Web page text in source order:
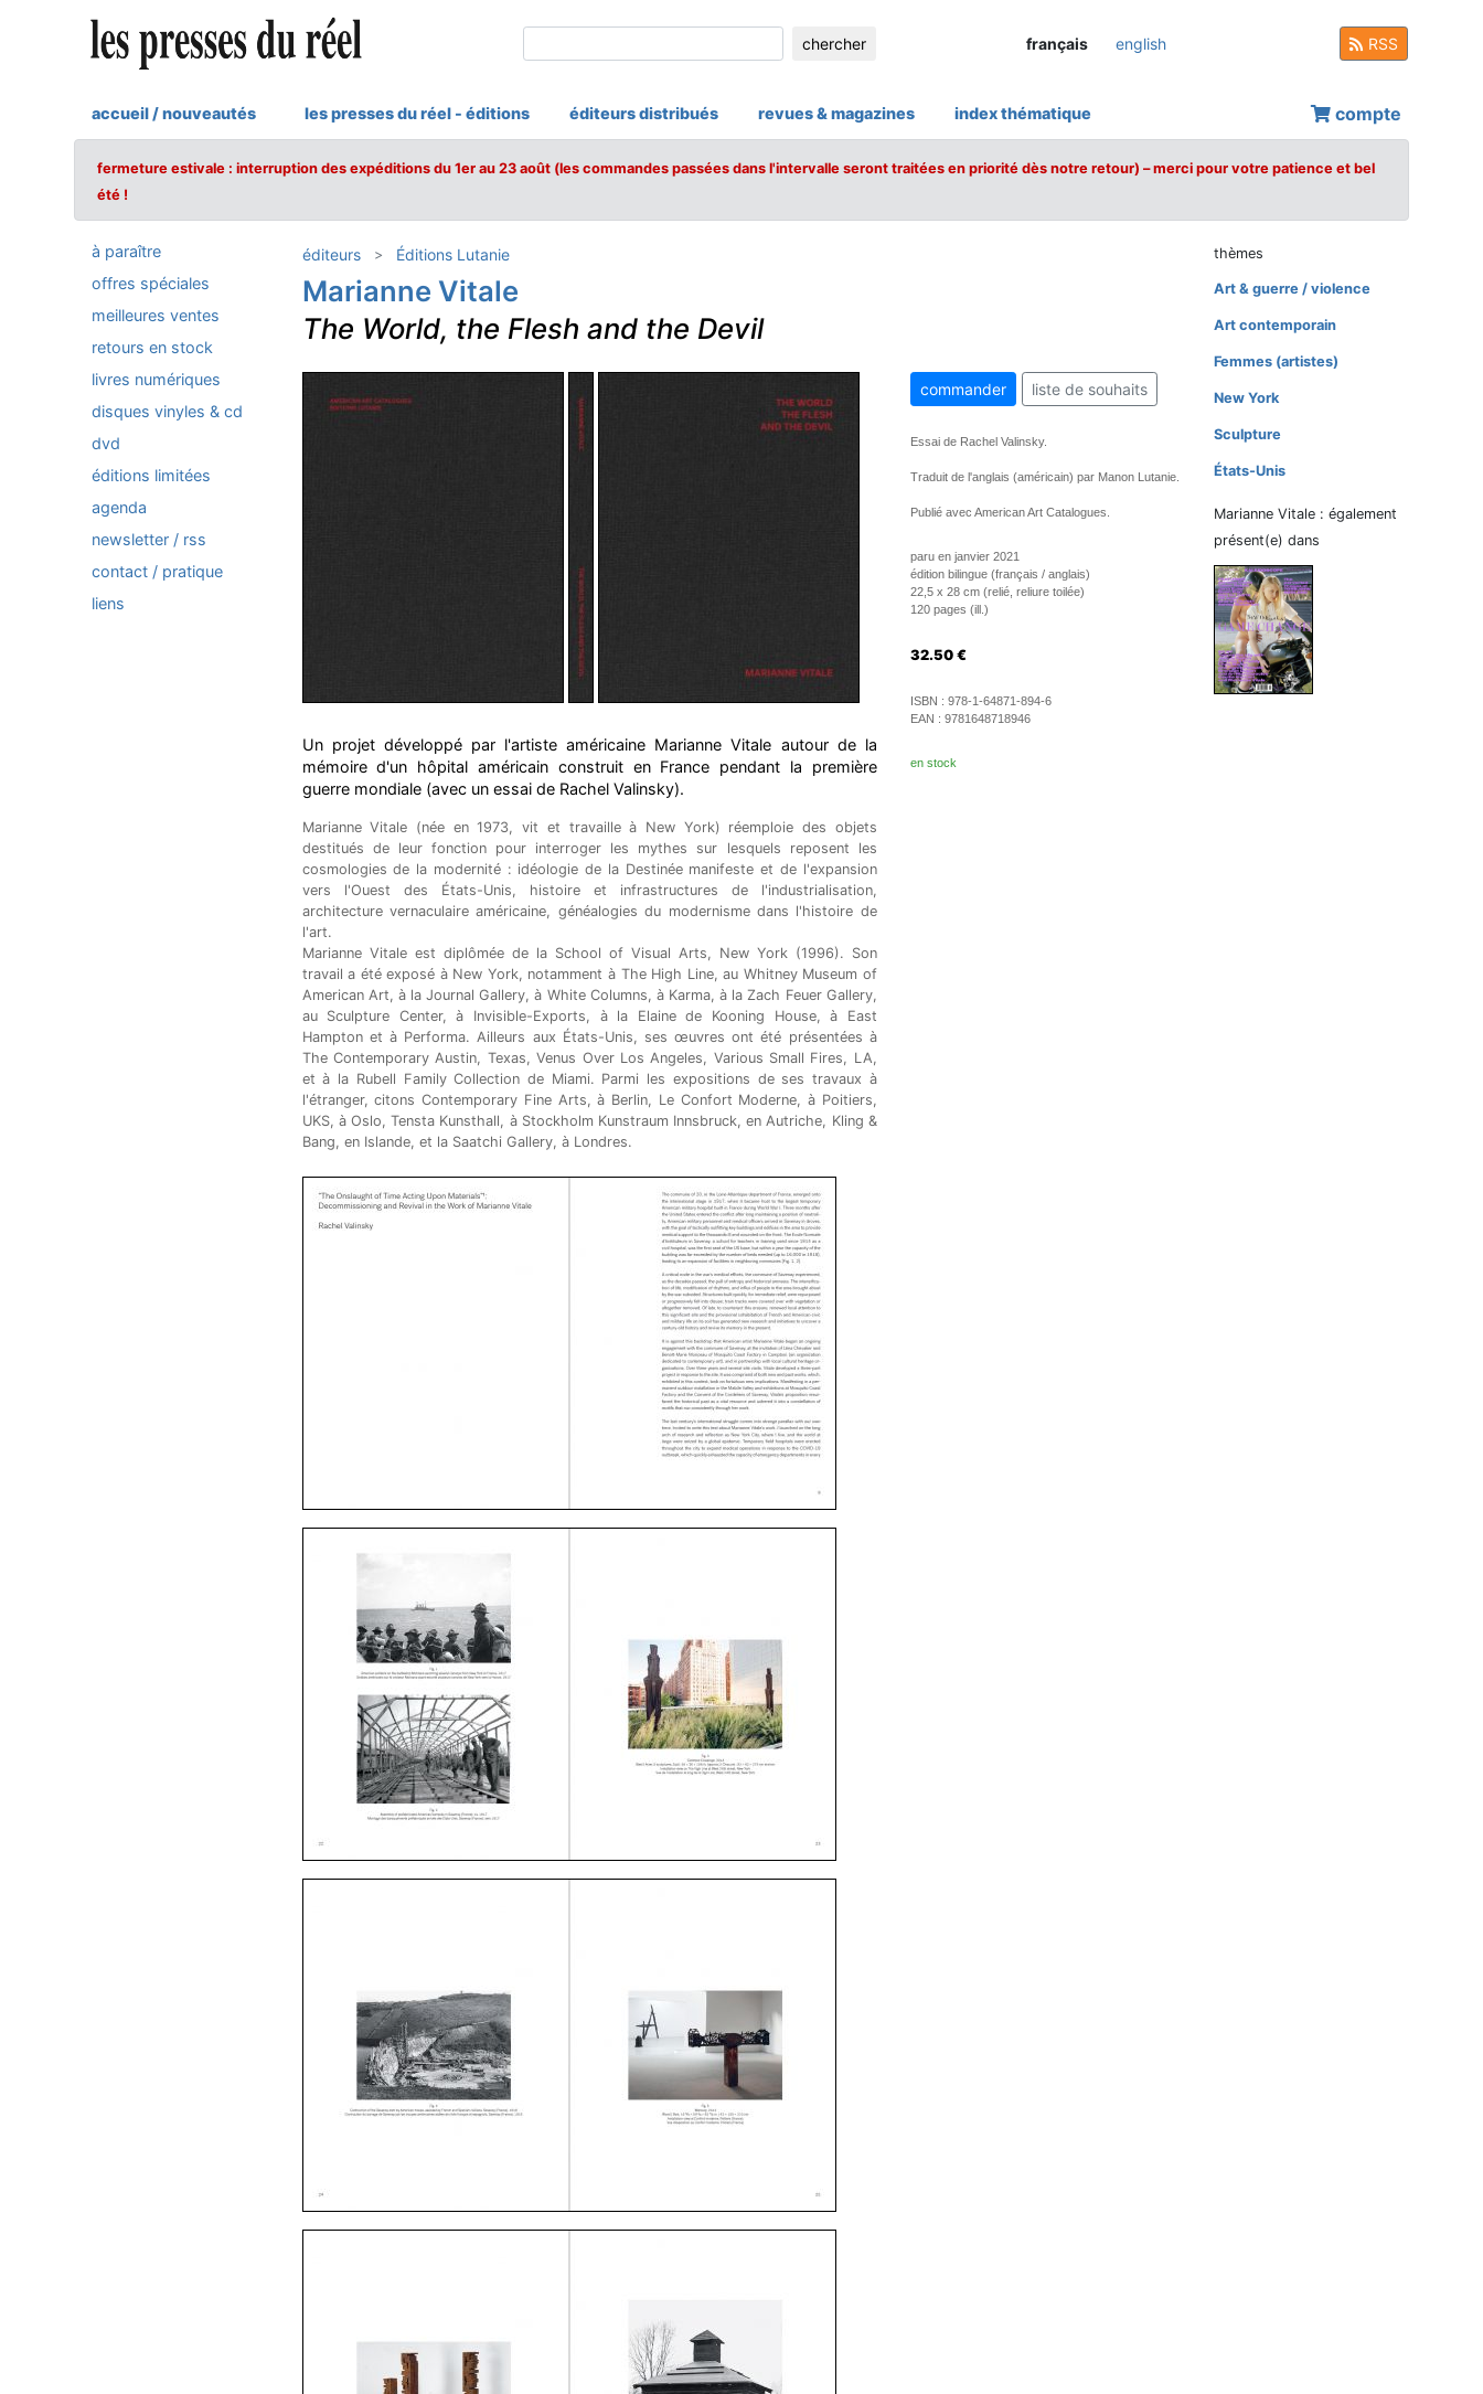
chercher français english RSS
accueil / nouveautés les presses du réel - éditions éditeurs distribués revues & magazines index thématique compte
fermeture estivale : interruption des expéditions du 1er au 23 août (les commandes passées dans l'intervalle seront traitées en priorité dès notre retour) – merci pour votre patience et bel
été !
à paraître
offres spéciales
meilleures ventes
retours en stock
livres numériques
disques vinyles & cd
dvd
éditions limitées
agenda
newsletter / rss
contact / pratique
liens
éditeurs Éditions Lutanie
Marianne Vitale
The World, the Flesh and the Devil
Un projet développé par l'artiste américaine Marianne Vitale autour de la
mémoire d'un hôpital américain construit en France pendant la première
guerre mondiale (avec un essai de Rachel Valinsky).
Marianne Vitale (née en 1973, vit et travaille à New York) réemploie des objets
destitués de leur fonction pour interroger les mythes sur lesquels reposent les
cosmologies de la modernité : idéologie de la Destinée manifeste et de l'expansion
vers l'Ouest des États-Unis, histoire et infrastructures de l'industrialisation,
architecture vernaculaire américaine, généalogies du modernisme dans l'histoire de
l'art.
Marianne Vitale est diplômée de la School of Visual Arts, New York (1996). Son
travail a été exposé à New York, notamment à The High Line, au Whitney Museum of
American Art, à la Journal Gallery, à White Columns, à Karma, à la Zach Feuer Gallery,
au Sculpture Center, à Invisible-Exports, à la Elaine de Kooning House, à East
Hampton et à Performa. Ailleurs aux États-Unis, ses œuvres ont été présentées à
The Contemporary Austin, Texas, Venus Over Los Angeles, Various Small Fires, LA,
et à la Rubell Family Collection de Miami. Parmi les expositions de ses travaux à
l'étranger, citons Contemporary Fine Arts, à Berlin, Le Confort Moderne, à Poitiers,
UKS, à Oslo, Tensta Kunsthall, à Stockholm Kunstraum Innsbruck, en Autriche, Kling &
Bang, en Islande, et la Saatchi Gallery, à Londres.
commander liste de souhaits
Essai de Rachel Valinsky.
Traduit de l'anglais (américain) par Manon Lutanie.
Publié avec American Art Catalogues.
paru en janvier 2021
édition bilingue (français / anglais)
22,5 x 28 cm (relié, reliure toilée)
120 pages (ill.)
32.50 €
ISBN : 978-1-64871-894-6
EAN : 9781648718946
en stock
thèmes
Art & guerre / violence
Art contemporain
Femmes (artistes)
New York
Sculpture
États-Unis
Marianne Vitale : également
présent(e) dans